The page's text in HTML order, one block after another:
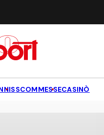
SCOMMESSECASINÒ